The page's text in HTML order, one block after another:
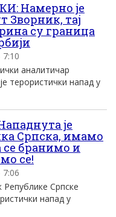
Намерно је
Зворник, тај
су граница
7:10
аналитичар
терористички напад у
је
Српска, имамо
се бранимо и
се!
7:06
Републике Српске
напад у